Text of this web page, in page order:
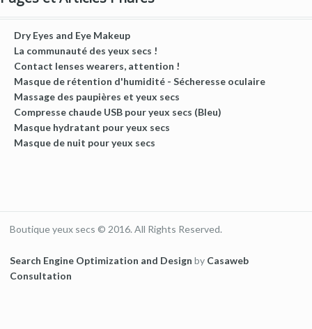
Dry Eyes and Eye Makeup
La communauté des yeux secs !
Contact lenses wearers, attention !
Masque de rétention d'humidité - Sécheresse oculaire
Massage des paupières et yeux secs
Compresse chaude USB pour yeux secs (Bleu)
Masque hydratant pour yeux secs
Masque de nuit pour yeux secs
Boutique yeux secs © 2016. All Rights Reserved.
Search Engine Optimization and Design by Casaweb
Consultation